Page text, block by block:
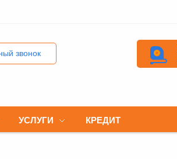
звонок
УСЛУГИ КРЕДИТ